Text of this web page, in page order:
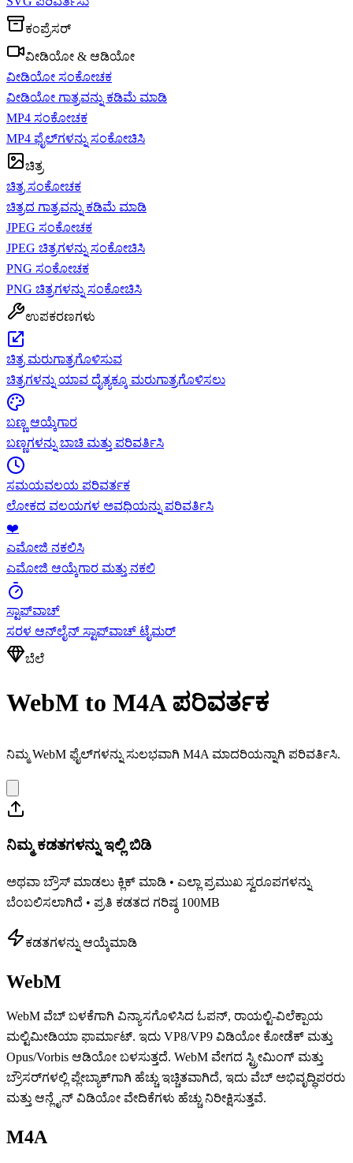
ಕಂಪ್ರೆಸರ್
ವೀಡಿಯೋ & ಆಡಿಯೋ
ವೀಡಿಯೋ ಸಂಕೋಚಕ
ವೀಡಿಯೋ ಗಾತ್ರವನ್ನು ಕಡಿಮೆ ಮಾಡಿ
MP4 ಸಂಕೋಚಕ
MP4 ಫೈಲ್‌ಗಳನ್ನು ಸಂಕೋಚಿಸಿ
ಚಿತ್ರ
ಚಿತ್ರ ಸಂಕೋಚಕ
ಚಿತ್ರದ ಗಾತ್ರವನ್ನು ಕಡಿಮೆ ಮಾಡಿ
JPEG ಸಂಕೋಚಕ
JPEG ಚಿತ್ರಗಳನ್ನು ಸಂಕೋಚಿಸಿ
PNG ಸಂಕೋಚಕ
PNG ಚಿತ್ರಗಳನ್ನು ಸಂಕೋಚಿಸಿ
ಉಪಕರಣಗಳು
ಚಿತ್ರ ಮರುಗಾತ್ರಗೊಳಿಸುವ
ಚಿತ್ರಗಳನ್ನು ಯಾವ ದೈತ್ಯಕ್ಕೂ ಮರುಗಾತ್ರಗೊಳಿಸಲು
ಬಣ್ಣ ಆಯ್ಕೆಗಾರ
ಬಣ್ಣಗಳನ್ನು ಬಾಚಿ ಮತ್ತು ಪರಿವರ್ತಿಸಿ
ಸಮಯವಲಯ ಪರಿವರ್ತಕ
ಲೋಕದ ವಲಯಗಳ ಅವಧಿಯನ್ನು ಪರಿವರ್ತಿಸಿ
❤️
ಎಮೋಜಿ ನಕಲಿಸಿ
ಎಮೋಜಿ ಆಯ್ಕೆಗಾರ ಮತ್ತು ನಕಲಿ
ಸ್ಟಾಪ್‌ವಾಚ್
ಸರಳ ಆನ್‌ಲೈನ್ ಸ್ಟಾಪ್‌ವಾಚ್ ಟೈಮರ್
ಬೆಲೆ
WebM to M4A ಪರಿವರ್ತಕ
ನಿಮ್ಮ WebM ಫೈಲ್‌ಗಳನ್ನು ಸುಲಭವಾಗಿ M4A ಮಾದರಿಯನ್ನಾಗಿ ಪರಿವರ್ತಿಸಿ.
ನಿಮ್ಮ ಕಡತಗಳನ್ನು ಇಲ್ಲಿ ಬಿಡಿ
ಅಥವಾ ಬ್ರೌಸ್ ಮಾಡಲು ಕ್ಲಿಕ್ ಮಾಡಿ • ಎಲ್ಲಾ ಪ್ರಮುಖ ಸ್ವರೂಪಗಳನ್ನು
ಬೆಂಬಲಿಸಲಾಗಿದೆ • ಪ್ರತಿ ಕಡತದ ಗರಿಷ್ಠ 100MB
ಕಡತಗಳನ್ನು ಆಯ್ಕೆಮಾಡಿ
WebM
WebM ವೆಬ್ ಬಳಕೆಗಾಗಿ ವಿನ್ಯಾಸಗೊಳಿಸಿದ ಓಪನ್, ರಾಯಲ್ಟಿ-ವಿಲೆಕ್ಪಾಯ
ಮಲ್ಟಿಮೀಡಿಯಾ ಫಾರ್ಮಾಟ್. ಇದು VP8/VP9 ವಿಡಿಯೋ ಕೋಡೆಕ್ ಮತ್ತು
Opus/Vorbis ಆಡಿಯೋ ಬಳಸುತ್ತದೆ. WebM ವೇಗದ ಸ್ಟ್ರೀಮಿಂಗ್ ಮತ್ತು
ಬ್ರೌಸರ್‌ಗಳಲ್ಲಿ ಪ್ಲೇಬ್ಯಾಕ್‌ಗಾಗಿ ಹೆಚ್ಚು ಇಚ್ಚಿತವಾಗಿದೆ, ಇದು ವೆಬ್ ಅಭಿವೃದ್ಧಿಪರರು
ಮತ್ತು ಆನ್ಲೈನ್ ವಿಡಿಯೋ ವೇದಿಕೆಗಳು ಹೆಚ್ಚು ನಿರೀಕ್ಷಿಸುತ್ತವೆ.
M4A